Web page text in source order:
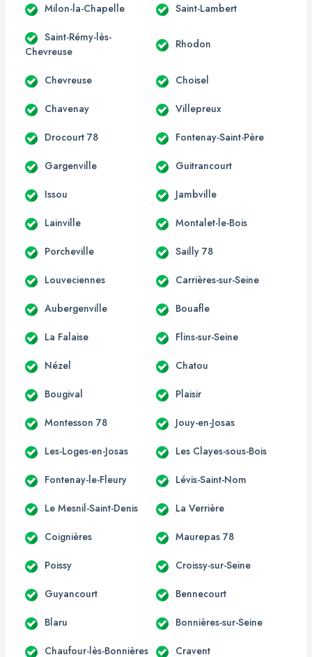
Milon-la-Chapelle Saint-Lambert
Saint-Rémy-lès-
Chevreuse
Rhodon
Chevreuse Choisel
Chavenay Villepreux
Drocourt 78 Fontenay-Saint-Père
Gargenville Guitrancourt
Issou Jambville
Lainville Montalet-le-Bois
Porcheville Sailly 78
Louveciennes Carrières-sur-Seine
Aubergenville Bouafle
La Falaise Flins-sur-Seine
Nézel Chatou
Bougival Plaisir
Montesson 78 Jouy-en-Josas
Les-Loges-en-Josas Les Clayes-sous-Bois
Fontenay-le-Fleury Lévis-Saint-Nom
Le Mesnil-Saint-Denis La Verrière
Coignières Maurepas 78
Poissy Croissy-sur-Seine
Guyancourt Bennecourt
Blaru Bonnières-sur-Seine
Chaufour-lès-Bonnières Cravent